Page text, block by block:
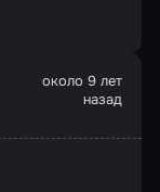
около 9 лет
назад